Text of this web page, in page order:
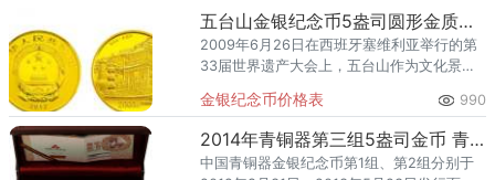
大发行
五台山金银纪念币5盎司圆形金质纪念币
2009年6月26日在西班牙塞维利亚举行的第
33届世界遗产大会上，五台山作为文化景观
金银纪念币价格表 990
2014年青铜器第三组5盎司金币 青铜器三组金币价格
中国青铜器金银纪念币第1组、第2组分别于